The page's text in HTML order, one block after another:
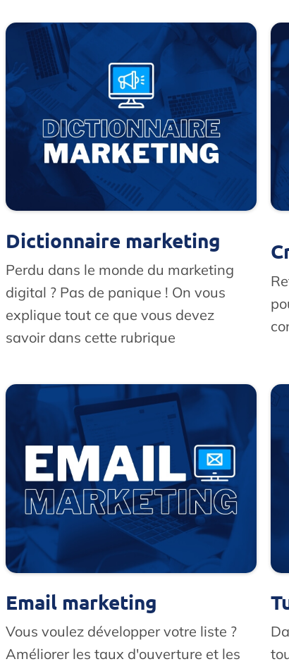
Dictionnaire marketing
Perdu dans le monde du marketing
digital ? Pas de panique ! On vous
explique tout ce que vous devez
savoir dans cette rubrique
Email marketing
Vous voulez développer votre liste ?
Améliorer les taux d'ouverture et les